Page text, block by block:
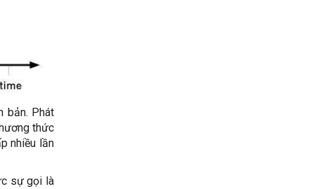
bản. Phát
thức
nhiều lần
sự gọi là